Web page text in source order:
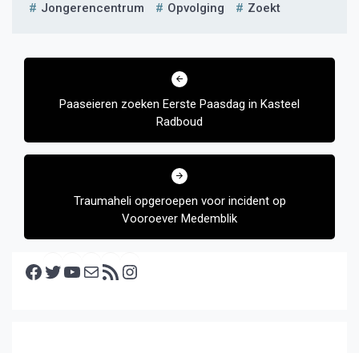
Jongerencentrum
Opvolging Zoekt
Bericht
Paaseieren zoeken Eerste Paasdag in Kasteel
Radboud
Traumaheli opgeroepen voor incident op
Vooroever Medemblik
Facebook Twitter YouTube E-mail RSS feed